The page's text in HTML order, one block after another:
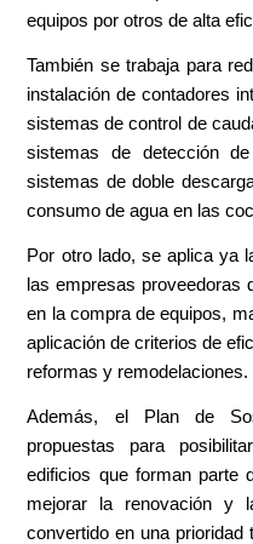
equipos por otros de alta
También se trabaja para
instalación de contadores
sistemas de control de
sistemas de detección
sistemas de doble
consumo de agua en las
Por otro lado, se aplica ya
las empresas proveedoras
en la compra de equipos,
aplicación de criterios de
reformas y remodelaciones.
Además, el Plan de
propuestas para
edificios que forman parte
mejorar la renovación y
convertido en una